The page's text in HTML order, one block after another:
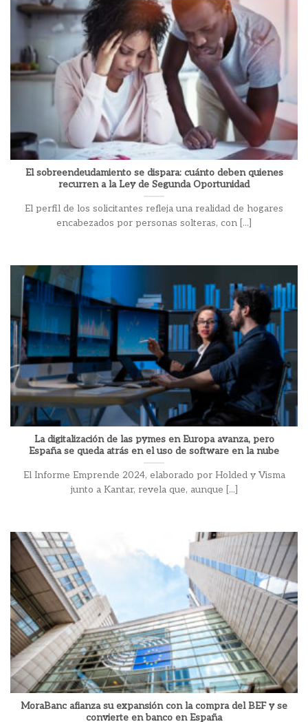
El sobreendeudamiento se dispara: cuánto deben quienes
recurren a la Ley de Segunda Oportunidad
El perfil de los solicitantes refleja una realidad de hogares
encabezados por personas solteras, con [...]
La digitalización de las pymes en Europa avanza, pero
España se queda atrás en el uso de software en la nube
El Informe Emprende 2024, elaborado por Holded y Visma
junto a Kantar, revela que, aunque [...]
MoraBanc afianza su expansión con la compra del BEF y se
convierte en banco en España